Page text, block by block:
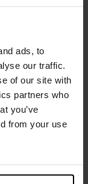
ads, to
our traffic.
of our site with
partners who
you’ve
from your use